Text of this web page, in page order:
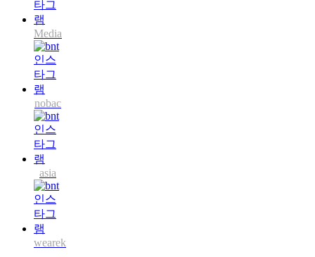
Media
nobac
asia
wearek